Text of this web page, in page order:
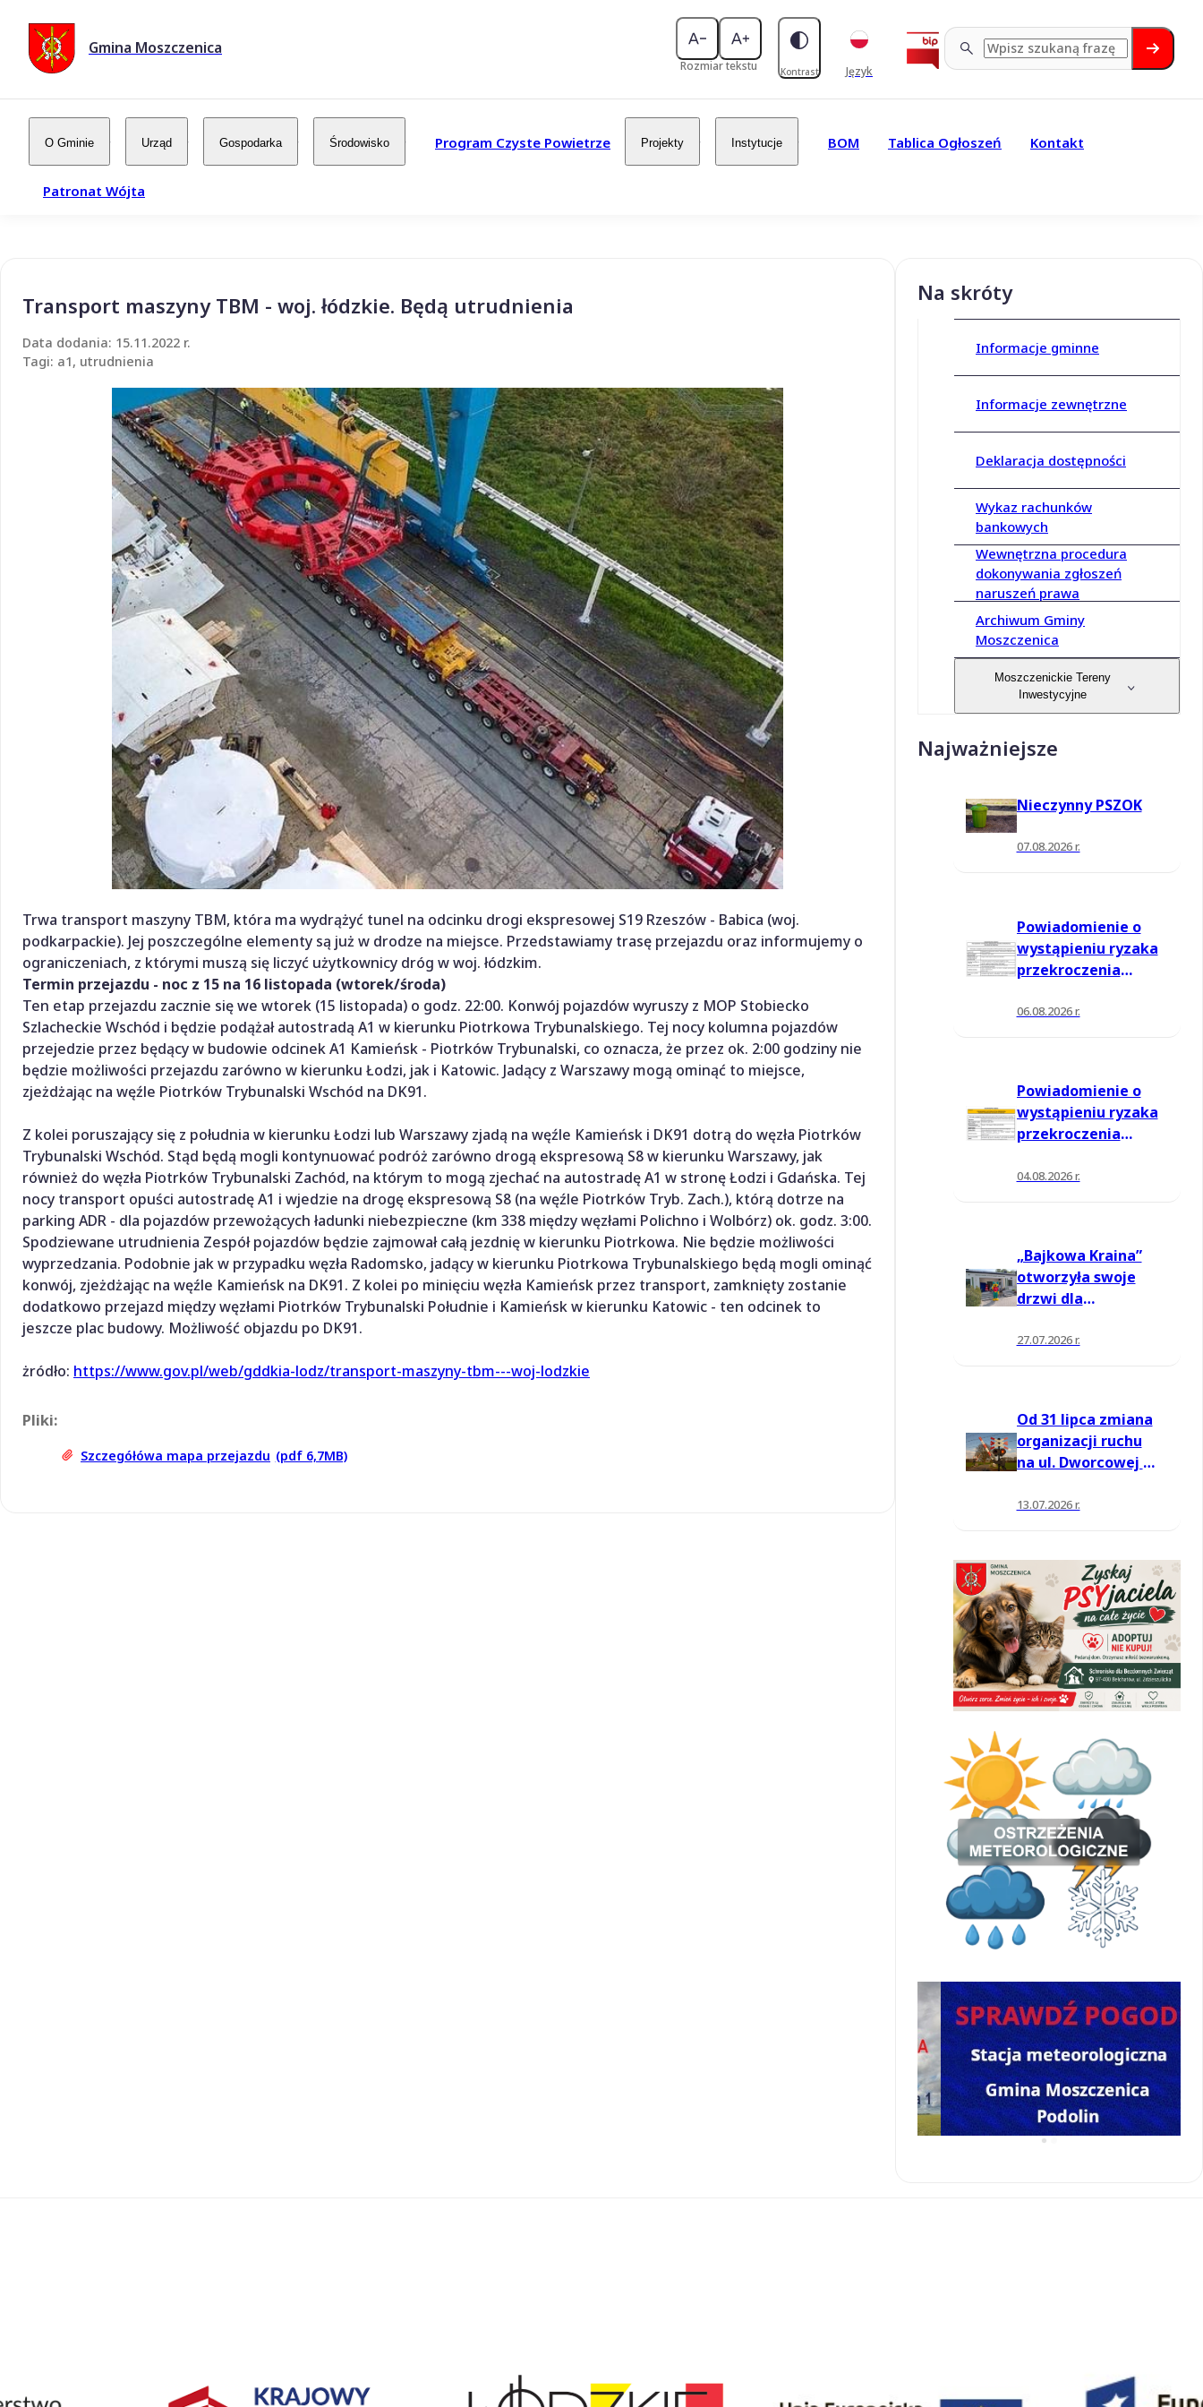
Gmina Moszczenica
Rozmiar tekstu Kontrast Język
O Gminie Urząd Gospodarka Środowisko Program Czyste Powietrze Projekty Instytucje BOM Tablica Ogłoszeń Kontakt
Patronat Wójta
Transport maszyny TBM - woj. łódzkie. Będą utrudnienia
Data dodania: 15.11.2022 r.
Tagi: a1, utrudnienia
Trwa transport maszyny TBM, która ma wydrążyć tunel na odcinku drogi ekspresowej S19 Rzeszów - Babica (woj.
podkarpackie). Jej poszczególne elementy są już w drodze na miejsce. Przedstawiamy trasę przejazdu oraz informujemy o
ograniczeniach, z którymi muszą się liczyć użytkownicy dróg w woj. łódzkim.
Termin przejazdu - noc z 15 na 16 listopada (wtorek/środa)
Ten etap przejazdu zacznie się we wtorek (15 listopada) o godz. 22:00. Konwój pojazdów wyruszy z MOP Stobiecko
Szlacheckie Wschód i będzie podążał autostradą A1 w kierunku Piotrkowa Trybunalskiego. Tej nocy kolumna pojazdów
przejedzie przez będący w budowie odcinek A1 Kamieńsk - Piotrków Trybunalski, co oznacza, że przez ok. 2:00 godziny nie
będzie możliwości przejazdu zarówno w kierunku Łodzi, jak i Katowic. Jadący z Warszawy mogą ominąć to miejsce,
zjeżdżając na węźle Piotrków Trybunalski Wschód na DK91.
Z kolei poruszający się z południa w kierunku Łodzi lub Warszawy zjadą na węźle Kamieńsk i DK91 dotrą do węzła Piotrków
Trybunalski Wschód. Stąd będą mogli kontynuować podróż zarówno drogą ekspresową S8 w kierunku Warszawy, jak
również do węzła Piotrków Trybunalski Zachód, na którym to mogą zjechać na autostradę A1 w stronę Łodzi i Gdańska. Tej
nocy transport opuści autostradę A1 i wjedzie na drogę ekspresową S8 (na węźle Piotrków Tryb. Zach.), którą dotrze na
parking ADR - dla pojazdów przewożących ładunki niebezpieczne (km 338 między węzłami Polichno i Wolbórz) ok. godz. 3:00.
Spodziewane utrudnienia Zespół pojazdów będzie zajmował całą jezdnię w kierunku Piotrkowa. Nie będzie możliwości
wyprzedzania. Podobnie jak w przypadku węzła Radomsko, jadący w kierunku Piotrkowa Trybunalskiego będą mogli ominąć
konwój, zjeżdżając na węźle Kamieńsk na DK91. Z kolei po minięciu węzła Kamieńsk przez transport, zamknięty zostanie
dodatkowo przejazd między węzłami Piotrków Trybunalski Południe i Kamieńsk w kierunku Katowic - ten odcinek to
jeszcze plac budowy. Możliwość objazdu po DK91.
żródło: https://www.gov.pl/web/gddkia-lodz/transport-maszyny-tbm---woj-lodzkie
Pliki:
Szczegółówa mapa przejazdu (pdf 6,7MB)
Na skróty
Informacje gminne
Informacje zewnętrzne
Deklaracja dostępności
Wykaz rachunków
bankowych
Wewnętrzna procedura
dokonywania zgłoszeń
naruszeń prawa
Archiwum Gminy
Moszczenica
Moszczenickie Tereny
Inwestycyjne
Najważniejsze
Nieczynny PSZOK
07.08.2026 r.
Powiadomienie o
wystąpieniu ryzaka
przekroczenia
informowania dla
06.08.2026 r.
Powiadomienie o
wystąpieniu ryzaka
przekroczenia
informowania dla
04.08.2026 r.
„Bajkowa Kraina”
otworzyła swoje
drzwi dla
27.07.2026 r.
Od 31 lipca zmiana
organizacji ruchu
na ul. Dworcowej w
13.07.2026 r.